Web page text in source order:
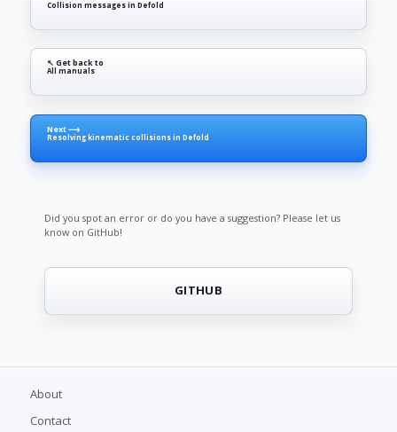
Collision messages in Defold
↖ Get back to
All manuals
Next ⟶
Resolving kinematic collisions in Defold
Did you spot an error or do you have a suggestion? Please let us
know on GitHub!
GITHUB
About
Contact